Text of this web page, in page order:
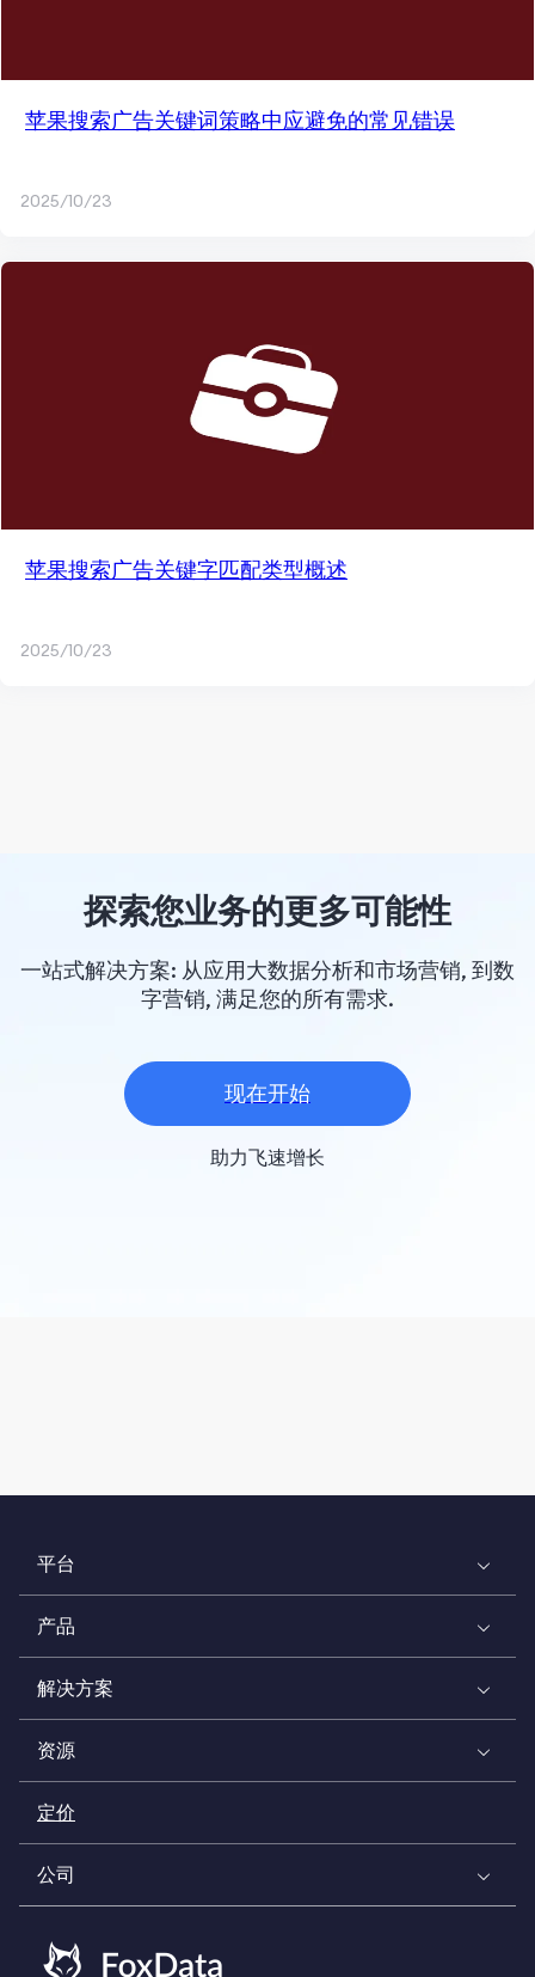
苹果搜索广告关键词策略中应避免的常见错误
2025/10/23
苹果搜索广告关键字匹配类型概述
2025/10/23
探索您业务的更多可能性
一站式解决方案: 从应用大数据分析和市场营销, 到数
字营销, 满足您的所有需求.
现在开始
助力飞速增长
平台
产品
解决方案
资源
定价
公司